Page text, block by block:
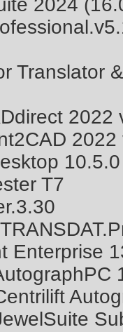
2024
Translator
2022
10.5.0
T7
Enterprise